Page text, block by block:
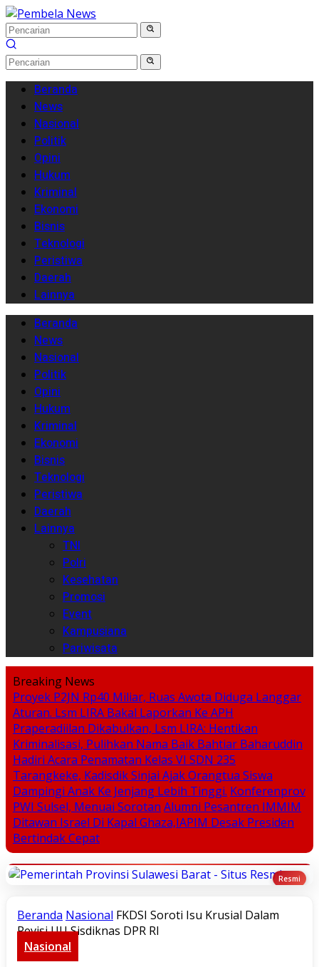
Langsung
ke
konten
Beranda
News
Nasional
Politik
Opini
Hukum
Kriminal
Ekonomi
Bisnis
Teknologi
Peristiwa
Daerah
Lainnya
Beranda
News
Nasional
Politik
Opini
Hukum
Kriminal
Ekonomi
Bisnis
Teknologi
Peristiwa
Daerah
Lainnya
TNI
Polri
Kesehatan
Promosi
Event
Kampusiana
Pariwisata
Breaking News
Proyek P2JN Rp40 Miliar, Ruas Awota Diduga Langgar
Aturan. Lsm LIRA Bakal Laporkan Ke APH
Praperadiilan Dikabulkan, Lsm LIRA: Hentikan
Kriminalisasi, Pulihkan Nama Baik Bahtiar Baharuddin
Hadiri Acara Penamatan Kelas VI SDN 235
Tarangkeke, Kadisdik Sinjai Ajak Orangtua Siswa
Dampingi Anak Ke Jenjang Lebih Tinggi. Konferenprov
PWI Sulsel, Menuai Sorotan Alumni Pesantren IMMIM
Ditawan Israel Di Kapal Ghaza,IAPIM Desak Presiden
Bertindak Cepat
Beranda Nasional FKDSI Soroti Isu Krusial Dalam
Revisi UU Sisdiknas DPR RI
Nasional